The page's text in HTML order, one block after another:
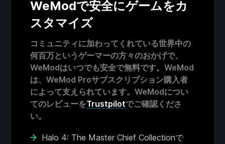
WeModで安全にゲームをカ
スタマイズ
コミュニティに加わってくれている世界中の
何百万というゲーマーの方々のおかげで、
WeModはいつでも安全で無料です。WeMod
は、WeMod Proサブスクリプション購入者
によって支えられています。WeModについ
てのレビューをTrustpilotでご確認くださ
い。
Halo 4: The Master Chief Collectionで